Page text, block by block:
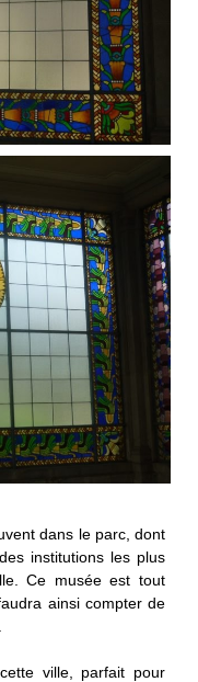
dans le parc, dont
institutions les plus
Ce musée est tout
ainsi compter de
ville, parfait pour